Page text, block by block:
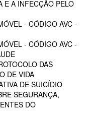
E A INFECÇÃO PELO
- CÓDIGO AVC -
- CÓDIGO AVC -
DAS
DE VIDA
DE SUICÍDIO
SEGURANÇA,
DO